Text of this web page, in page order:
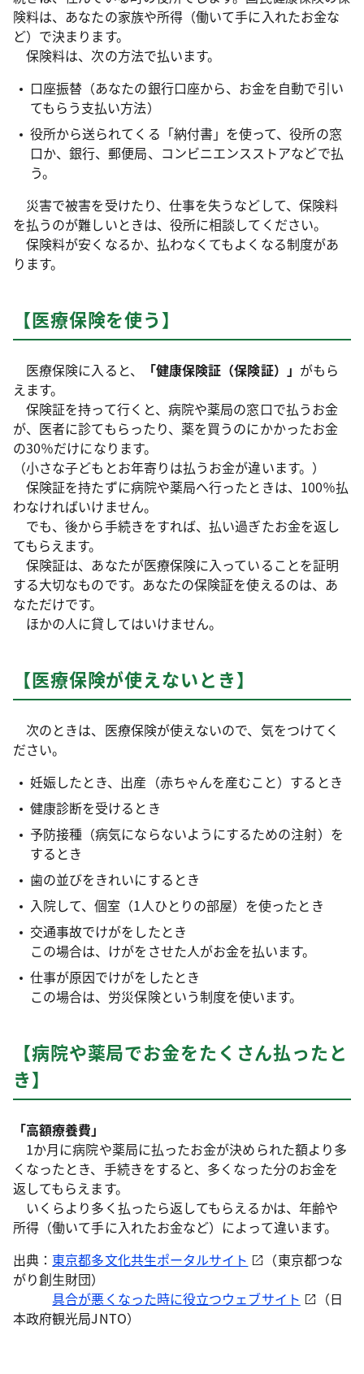
険料は、あなたの家族や所得（働いて手に入れたお金な
ど）で決まります。
保険料は、次の方法で払います。
口座振替（あなたの銀行口座から、お金を自動で引い
てもらう支払い方法）
役所から送られてくる「納付書」を使って、役所の窓
口か、銀行、郵便局、コンビニエンスストアなどで払
う。
災害で被害を受けたり、仕事を失うなどして、保険料
を払うのが難しいときは、役所に相談してください。
保険料が安くなるか、払わなくてもよくなる制度があ
ります。
【医療保険を使う】
医療保険に入ると、 「健康保険証（保険証）」 がもら
えます。
保険証を持って行くと、病院や薬局の窓口で払うお金
が、医者に診てもらったり、薬を買うのにかかったお金
の30％だけになります。
（小さな子どもとお年寄りは払うお金が違います。）
保険証を持たずに病院や薬局へ行ったときは、100％払
わなければいけません。
でも、後から手続きをすれば、払い過ぎたお金を返し
てもらえます。
保険証は、あなたが医療保険に入っていることを証明
する大切なものです。あなたの保険証を使えるのは、あ
なただけです。
ほかの人に貸してはいけません。
【医療保険が使えないとき】
次のときは、医療保険が使えないので、気をつけてく
ださい。
妊娠したとき、出産（赤ちゃんを産むこと）するとき
健康診断を受けるとき
予防接種（病気にならないようにするための注射）を
するとき
歯の並びをきれいにするとき
入院して、個室（1人ひとりの部屋）を使ったとき
交通事故でけがをしたとき
この場合は、けがをさせた人がお金を払います。
仕事が原因でけがをしたとき
この場合は、労災保険という制度を使います。
【病院や薬局でお金をたくさん払ったと
き】
「高額療養費」
1か月に病院や薬局に払ったお金が決められた額より多
くなったとき、手続きをすると、多くなった分のお金を
返してもらえます。
いくらより多く払ったら返してもらえるかは、年齢や
所得（働いて手に入れたお金など）によって違います。
出典： 東京都多文化共生ポータルサイト
（東京都つな
がり創生財団）
具合が悪くなった時に役立つウェブサイト
（日
本政府観光局JNTO）